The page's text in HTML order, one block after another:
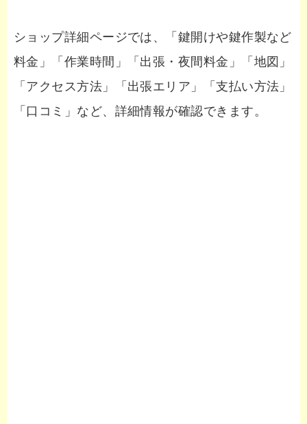
ショップ詳細ページでは、「鍵開けや鍵作製など
料金」「作業時間」「出張・夜間料金」「地図」
「アクセス方法」「出張エリア」「支払い方法」
「口コミ」など、詳細情報が確認できます。